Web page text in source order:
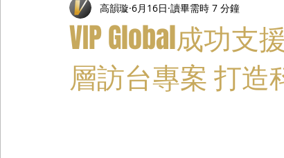
禮遇通關服務 主管專業司機 活動禮賓接待
VIP Global成功支
層訪台專案 打造
高韻璇 6月16日 讀畢需時 7 分鐘